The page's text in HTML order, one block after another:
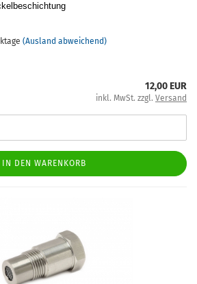
(Ausland abweichend)
12,00 EUR
inkl. MwSt. zzgl. Versand
IN DEN WARENKORB